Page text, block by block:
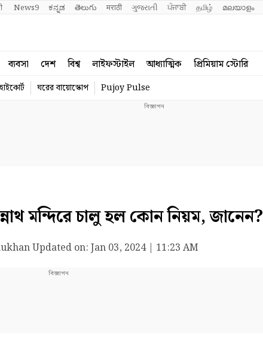
News9 ಕನ್ನಡ తెలుగు मराठी ગુજરાતી ਪੰਜਾਬੀ தமிழ் മലയാളം
ব্যবসা দেশ বিশ্ব লাইফস্টাইল আধ্যাত্মিক প্রিমিয়াম স্টোরি
ঘরের বায়োস্কোপ Pujoy Pulse
চালু হল কোন নিয়ম, জানেন?
Updated on: Jan 03, 2024 | 11:23 AM